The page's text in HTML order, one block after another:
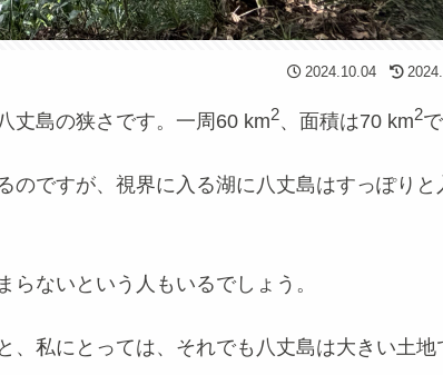
2024.10.04
丈島の狭さです。一周60 km2、面積は70 km2
のですが、視界に入る湖に八丈島はすっぽりと
ないという人もいるでしょう。
、私にとっては、それでも八丈島は大きい土地